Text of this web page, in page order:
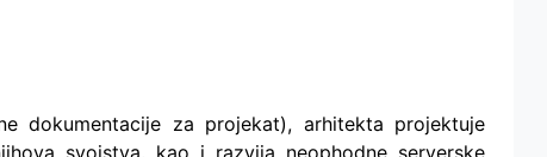
dokumentacije za projekat), arhitekta projektuje